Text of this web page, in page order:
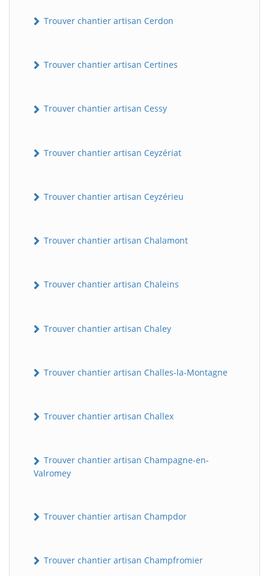
Trouver chantier artisan Cerdon
Trouver chantier artisan Certines
Trouver chantier artisan Cessy
Trouver chantier artisan Ceyzériat
Trouver chantier artisan Ceyzérieu
Trouver chantier artisan Chalamont
Trouver chantier artisan Chaleins
Trouver chantier artisan Chaley
Trouver chantier artisan Challes-la-Montagne
Trouver chantier artisan Challex
Trouver chantier artisan Champagne-en-
Valromey
Trouver chantier artisan Champdor
Trouver chantier artisan Champfromier